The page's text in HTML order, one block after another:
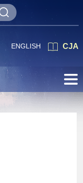
CJA
ENGLISH